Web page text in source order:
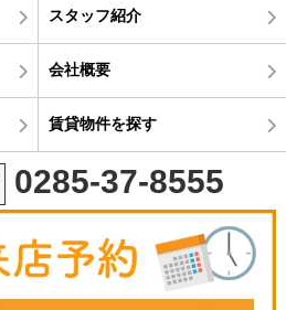
スタッフ紹介
会社概要
賃貸物件を探す
0285-37-8555